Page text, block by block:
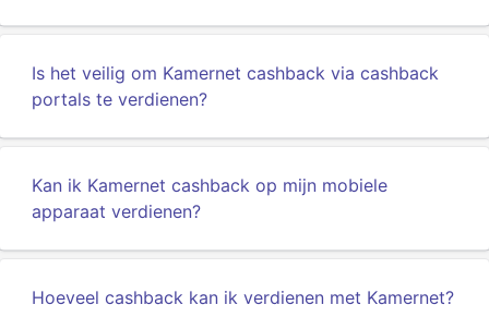
Is het veilig om Kamernet cashback via cashback
portals te verdienen?
Kan ik Kamernet cashback op mijn mobiele
apparaat verdienen?
Hoeveel cashback kan ik verdienen met Kamernet?